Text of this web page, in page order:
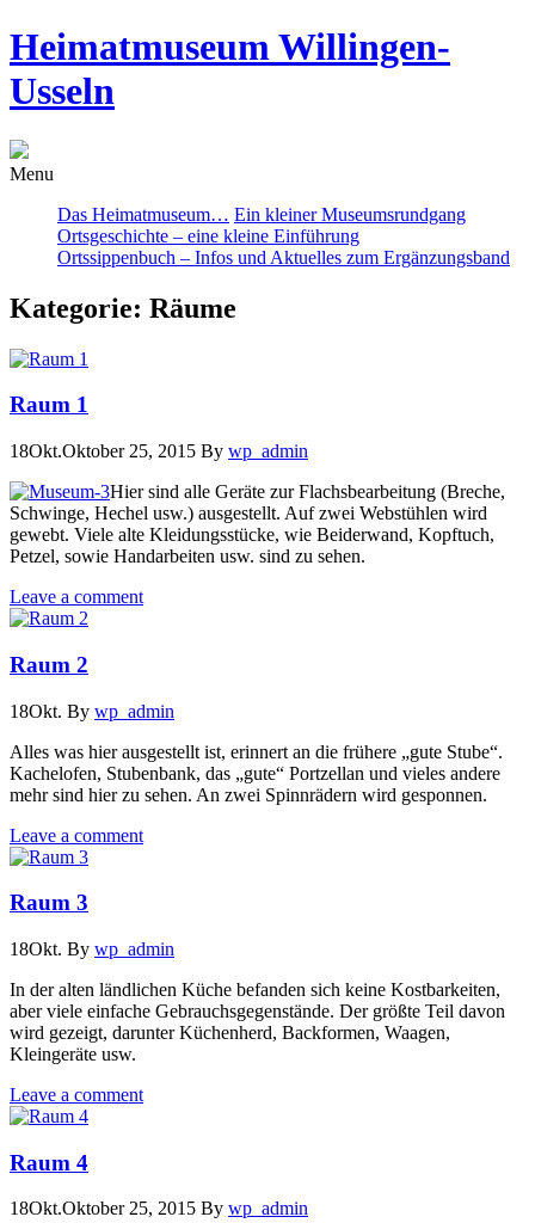
Heimatmuseum Willingen-
Usseln
Menu
Das Heimatmuseum… Ein kleiner Museumsrundgang
Ortsgeschichte – eine kleine Einführung
Ortssippenbuch – Infos und Aktuelles zum Ergänzungsband
Kategorie: Räume
Raum 1
18Okt.Oktober 25, 2015 By wp_admin
Hier sind alle Geräte zur Flachsbearbeitung (Breche,
Schwinge, Hechel usw.) ausgestellt. Auf zwei Webstühlen wird
gewebt. Viele alte Kleidungsstücke, wie Beiderwand, Kopftuch,
Petzel, sowie Handarbeiten usw. sind zu sehen.
Leave a comment
Raum 2
18Okt. By wp_admin
Alles was hier ausgestellt ist, erinnert an die frühere „gute Stube“.
Kachelofen, Stubenbank, das „gute“ Portzellan und vieles andere
mehr sind hier zu sehen. An zwei Spinnrädern wird gesponnen.
Leave a comment
Raum 3
18Okt. By wp_admin
In der alten ländlichen Küche befanden sich keine Kostbarkeiten,
aber viele einfache Gebrauchsgegenstände. Der größte Teil davon
wird gezeigt, darunter Küchenherd, Backformen, Waagen,
Kleingeräte usw.
Leave a comment
Raum 4
18Okt.Oktober 25, 2015 By wp_admin